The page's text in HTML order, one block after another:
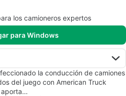
los camioneros expertos
para Windows
la conducción de camiones
del juego con American Truck
aporta…